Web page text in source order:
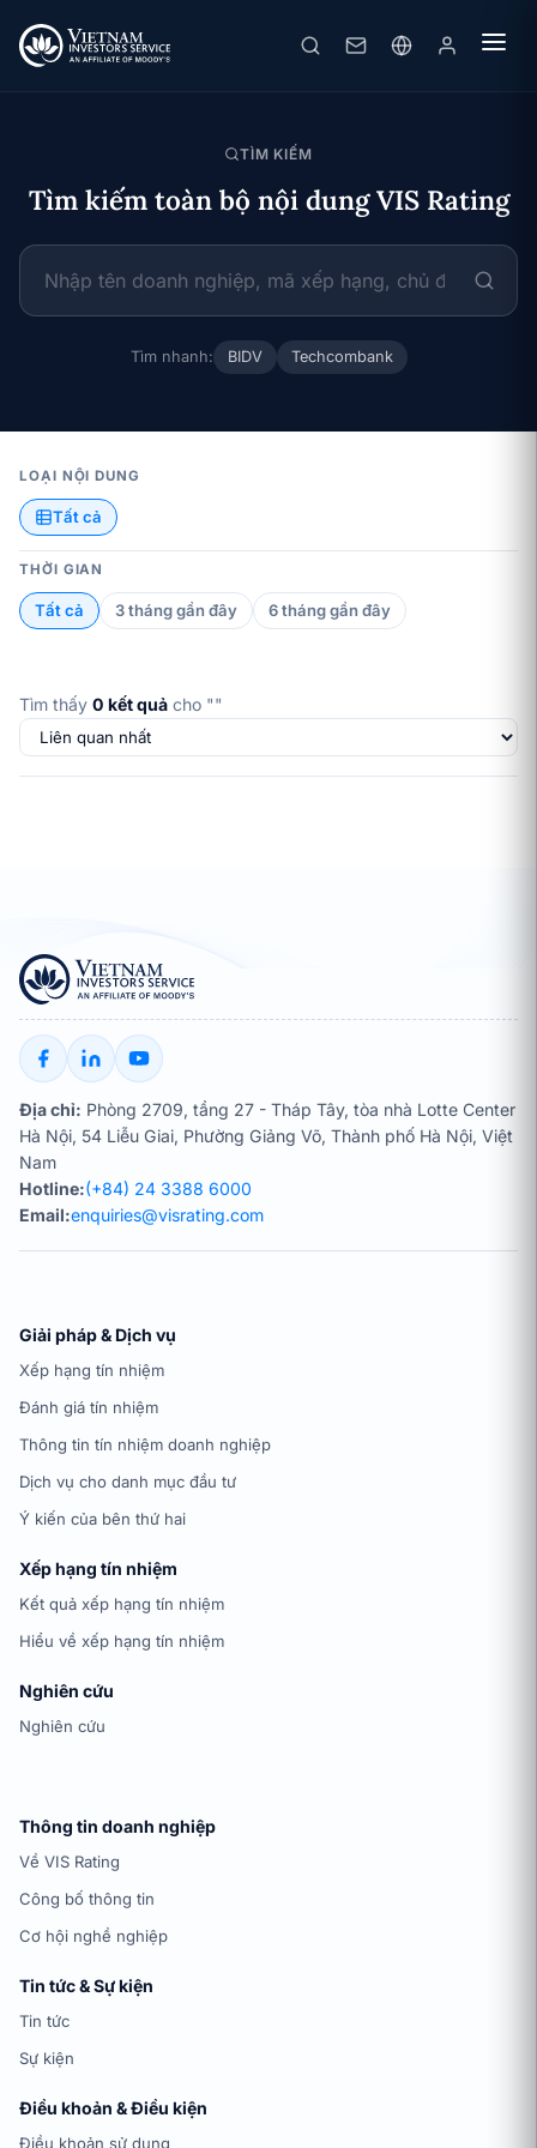
TÌM KIẾM
Tìm kiếm toàn bộ nội dung VIS Rating
Tìm nhanh: BIDV Techcombank
LOẠI NỘI DUNG
Tất cả
THỜI GIAN
Tất cả 3 tháng gần đây 6 tháng gần đây
Tìm thấy 0 kết quả cho ""
Địa chỉ: Phòng 2709, tầng 27 - Tháp Tây, tòa nhà Lotte Center
Hà Nội, 54 Liễu Giai, Phường Giảng Võ, Thành phố Hà Nội, Việt
Nam
Hotline:(+84) 24 3388 6000
Email:enquiries@visrating.com
Giải pháp & Dịch vụ
Xếp hạng tín nhiệm
Đánh giá tín nhiệm
Thông tin tín nhiệm doanh nghiệp
Dịch vụ cho danh mục đầu tư
Ý kiến của bên thứ hai
Xếp hạng tín nhiệm
Kết quả xếp hạng tín nhiệm
Hiểu về xếp hạng tín nhiệm
Nghiên cứu
Nghiên cứu
Thông tin doanh nghiệp
Về VIS Rating
Công bố thông tin
Cơ hội nghề nghiệp
Tin tức & Sự kiện
Tin tức
Sự kiện
Điều khoản & Điều kiện
Điều khoản sử dụng